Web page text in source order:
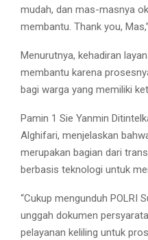
mudah, dan mas-masnya
membantu. Thank you,
Menurutnya, kehadiran
membantu karena
bagi warga yang memiliki
Pamin 1 Sie Yanmin
Alghifari, menjelaskan
merupakan bagian dari
berbasis teknologi untuk
“Cukup mengunduh POLRI
unggah dokumen
pelayanan keliling untuk